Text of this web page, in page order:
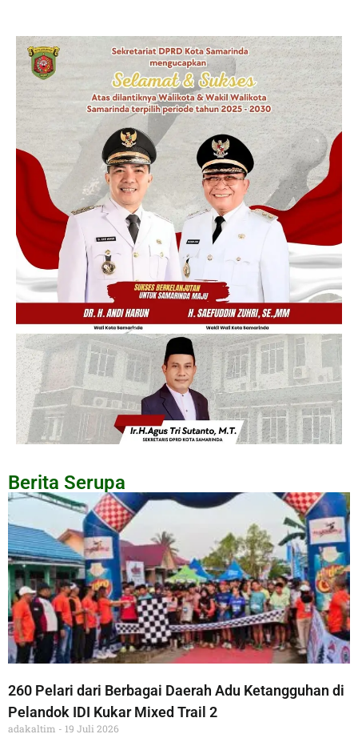
Berita Serupa
260 Pelari dari Berbagai Daerah Adu Ketangguhan di
Pelandok IDI Kukar Mixed Trail 2
adakaltim 19 Juli 2026